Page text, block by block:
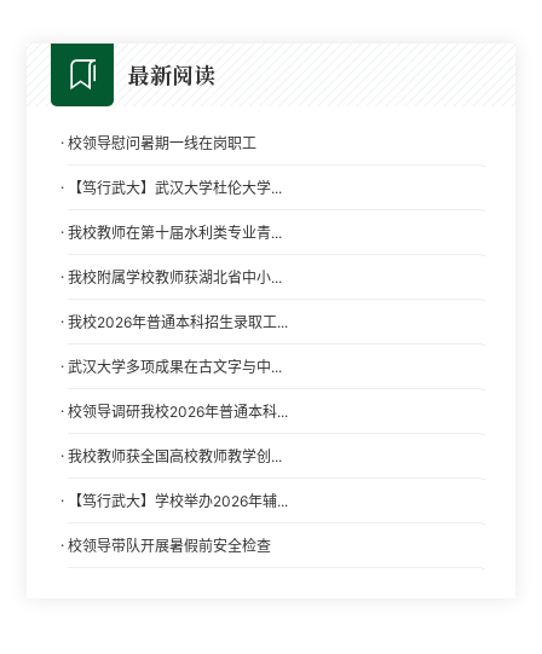
最新阅读
· 校领导慰问暑期一线在岗职工
· 【笃行武大】武汉大学杜伦大学...
· 我校教师在第十届水利类专业青...
· 我校附属学校教师获湖北省中小...
· 我校2026年普通本科招生录取工...
· 武汉大学多项成果在古文字与中...
· 校领导调研我校2026年普通本科...
· 我校教师获全国高校教师教学创...
· 【笃行武大】学校举办2026年辅...
· 校领导带队开展暑假前安全检查